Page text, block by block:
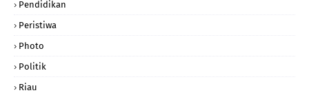
Pendidikan
Peristiwa
Photo
Politik
Riau